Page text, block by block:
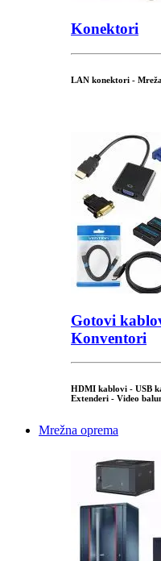
Konektori
LAN konektori -
Gotovi
Konventori
HDMI kablovi - USB
Extenderi - Video
Mrežna oprema